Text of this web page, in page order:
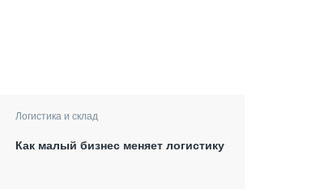
Логистика и склад
Как малый бизнес меняет логистику